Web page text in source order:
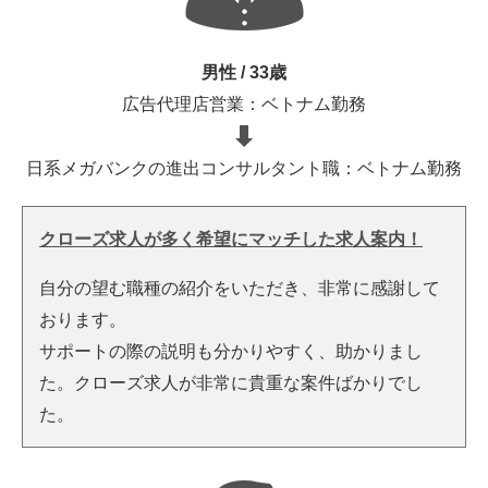
男性 / 33歳
広告代理店営業：ベトナム勤務
日系メガバンクの進出コンサルタント職：ベトナム勤務
クローズ求人が多く希望にマッチした求人案内！
自分の望む職種の紹介をいただき、非常に感謝して
おります。
サポートの際の説明も分かりやすく、助かりまし
た。クローズ求人が非常に貴重な案件ばかりでし
た。